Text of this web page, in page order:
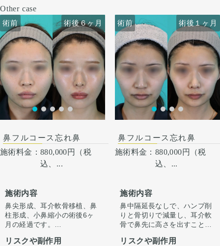
Other case
術前 術後６ヶ月 術前 術後６ヶ月
鼻フルコース忘れ鼻
施術料金： 880,000円（税
込、...
施術内容
鼻尖形成、耳介軟骨移植、鼻
柱形成、小鼻縮小の術後6ヶ
月の経過です。
ストラット＋耳介軟骨移植で
リスクや副作用
術前
術後１ヶ月
術前 術後１ヶ月
鼻フルコース忘れ鼻
施術料金： 880,000円（税
込、...
施術内容
鼻中隔延長なしで、ハンプ削
りと骨切りで減量し、耳介軟
骨で鼻先に高さを出すことで
正面から見たときもすっきり
リスクや副作用